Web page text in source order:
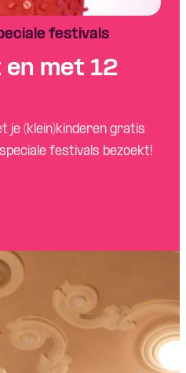
festivals
met 12
je (klein)kinderen gratis
festivals bezoekt!